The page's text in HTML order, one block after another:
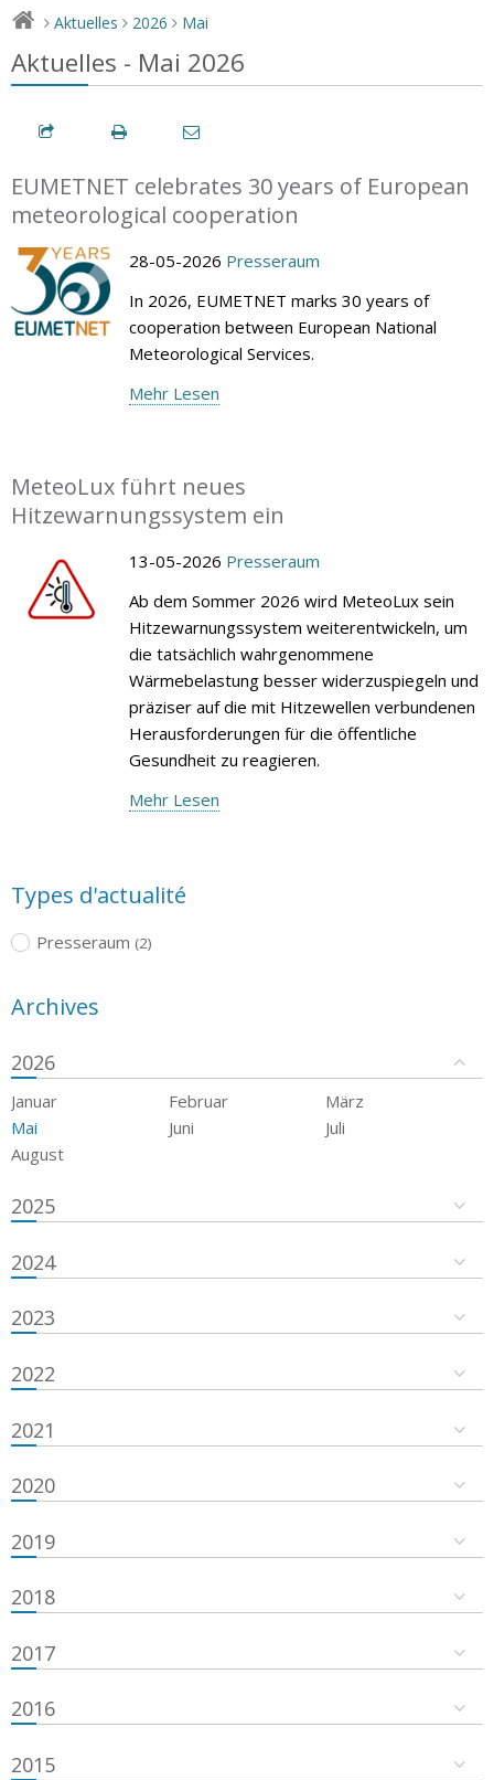
> Aktuelles > 2026 > Mai
Aktuelles - Mai 2026
EUMETNET celebrates 30 years of European
meteorological cooperation
28-05-2026 Presseraum
In 2026, EUMETNET marks 30 years of
cooperation between European National
Meteorological Services.
Mehr Lesen
MeteoLux führt neues
Hitzewarnungssystem ein
13-05-2026 Presseraum
Ab dem Sommer 2026 wird MeteoLux sein
Hitzewarnungssystem weiterentwickeln, um
die tatsächlich wahrgenommene
Wärmebelastung besser widerzuspiegeln und
präziser auf die mit Hitzewellen verbundenen
Herausforderungen für die öffentliche
Gesundheit zu reagieren.
Mehr Lesen
Types d'actualité
Presseraum (2)
Archives
2026
Januar Februar
März
Mai
Juni
Juli
August
2025
2024
2023
2022
2021
2020
2019
2018
2017
2016
2015